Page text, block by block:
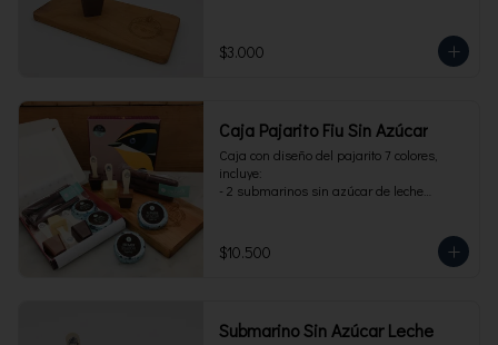
$3.000
Caja Pajarito Fiu Sin Azúcar
Caja con diseño del pajarito 7 colores,
incluye:
- 2 submarinos sin azúcar de leche
$10.500
Submarino Sin Azúcar Leche